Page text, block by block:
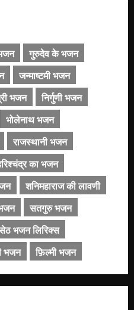
गुरुदेव के भजन
जन्माष्टमी भजन
भजन
निर्गुणी भजन
भोलेनाथ भजन
राजस्थानी भजन
का भजन
शनिमहाराज की लावणी
सतगुरु भजन
सेठ भजन लिरिक्स
भजन फ़िल्मी भजन